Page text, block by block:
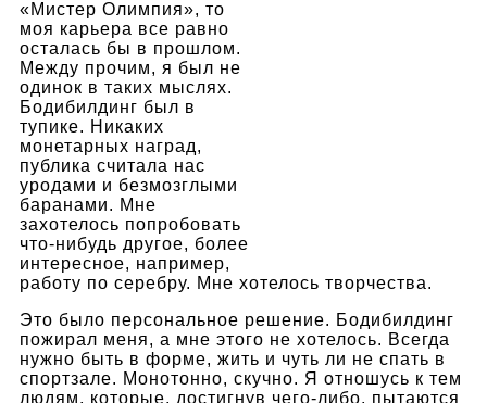
«Мистер Олимпия», то
моя карьера все равно
осталась бы в прошлом.
Между прочим, я был не
одинок в таких мыслях.
Бодибилдинг был в
тупике. Никаких
монетарных наград,
публика считала нас
уродами и безмозглыми
баранами. Мне
захотелось попробовать
что-нибудь другое, более
интересное, например,
работу по серебру. Мне хотелось творчества.
Это было персональное решение. Бодибилдинг
пожирал меня, а мне этого не хотелось. Всегда
нужно быть в форме, жить и чуть ли не спать в
спортзале. Монотонно, скучно. Я отношусь к тем
людям, которые, достигнув чего-либо, пытаются